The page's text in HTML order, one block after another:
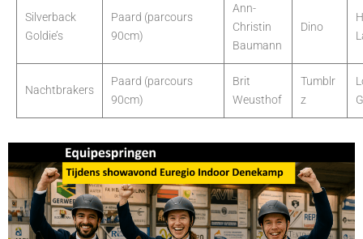
Silverback
Goldie’s
Paard (parcours
90cm)
Ann-
Christin
Baumann
Dino
Nachtbrakers
Paard (parcours
90cm)
Brit
Weusthof
Tumblr
z